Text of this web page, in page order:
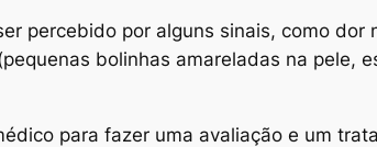
percebido por alguns sinais, como
bolinhas amareladas na pele,
para fazer uma avaliação e um